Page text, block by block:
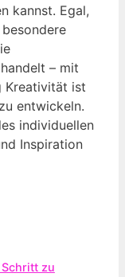
kannst. Egal,
– mit
Kreativität ist
entwickeln.
individuellen
Inspiration
Schritt zu